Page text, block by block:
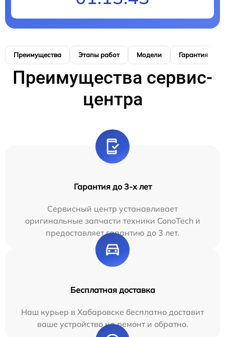
Преимущества Этапы работ Модели Гарантия
Преимущества сервис-
центра
Гарантия до 3-х лет
Сервисный центр устанавливает
оригинальные запчасти техники ConoTech и
предоставляет гарантию до 3 лет.
Бесплатная доставка
Наш курьер в Хабаровске бесплатно доставит
ваше устройство на ремонт и обратно.